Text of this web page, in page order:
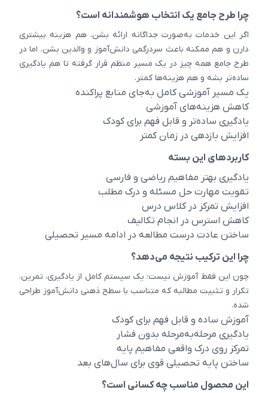
چرا طرح جامع یک انتخاب هوشمندانه است؟
اگر این خدمات به‌صورت جداگانه ارائه بشن، هم هزینه بیشتری
دارن و هم ممکنه باعث سردرگمی دانش‌آموز و والدین بشن. اما در
طرح جامع همه چیز در یک مسیر منظم قرار گرفته تا هم یادگیری
ساده‌تر بشه و هم هزینه‌ها کمتر.
یک مسیر آموزشی کامل به‌جای منابع پراکنده
کاهش هزینه‌های آموزشی
یادگیری ساده‌تر و قابل فهم برای کودک
افزایش بازدهی در زمان کمتر
کاربردهای این بسته
یادگیری بهتر مفاهیم ریاضی و فارسی
تقویت مهارت حل مسئله و درک مطلب
افزایش تمرکز در کلاس درس
کاهش استرس در انجام تکالیف
ساختن عادت درست مطالعه در ادامه مسیر تحصیلی
چرا این ترکیب نتیجه می‌دهد؟
چون این فقط آموزش نیست؛ یک سیستم کامل از یادگیری، تمرین،
تکرار و تثبیت مطالبه که متناسب با سطح ذهنی دانش‌آموز طراحی
شده.
آموزش ساده و قابل فهم برای کودک
یادگیری مرحله‌به‌مرحله بدون فشار
تمرکز روی درک واقعی مفاهیم پایه
ساختن پایه تحصیلی قوی برای سال‌های بعد
این محصول مناسب چه کسانی است؟